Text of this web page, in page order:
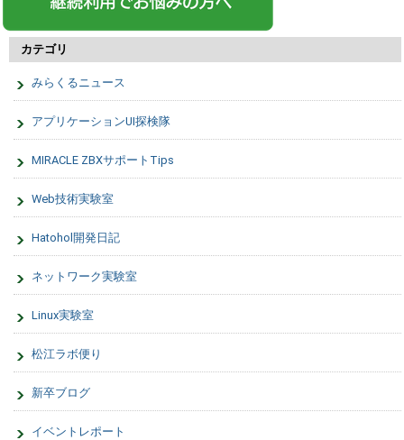
カテゴリ
みらくるニュース
アプリケーションUI探検隊
MIRACLE ZBXサポートTips
Web技術実験室
Hatohol開発日記
ネットワーク実験室
Linux実験室
松江ラボ便り
新卒ブログ
イベントレポート